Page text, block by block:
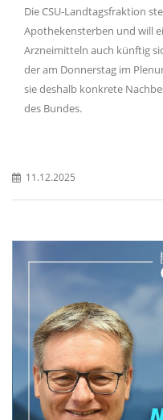
Die CSU-Landtagsfraktion
Apothekensterben und will
Arzneimitteln auch künftig
der am Donnerstag im
sie deshalb konkrete
des Bundes.
11.12.2025